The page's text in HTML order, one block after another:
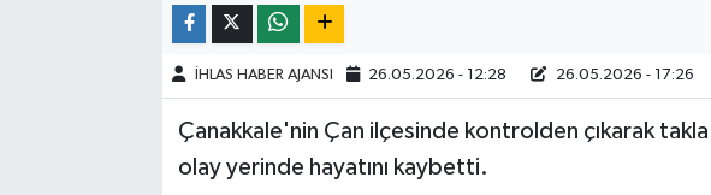
İHLAS HABER AJANSI 26.05.2026 - 12:28 26.05.2026 - 17:26
Çanakkale'nin Çan ilçesinde kontrolden çıkarak
olay yerinde hayatını kaybetti.